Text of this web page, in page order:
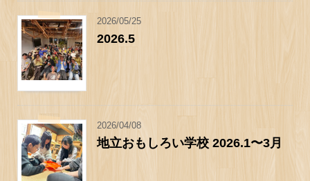
2026/05/25
2026.5
2026/04/08
地立おもしろい学校 2026.1〜3月